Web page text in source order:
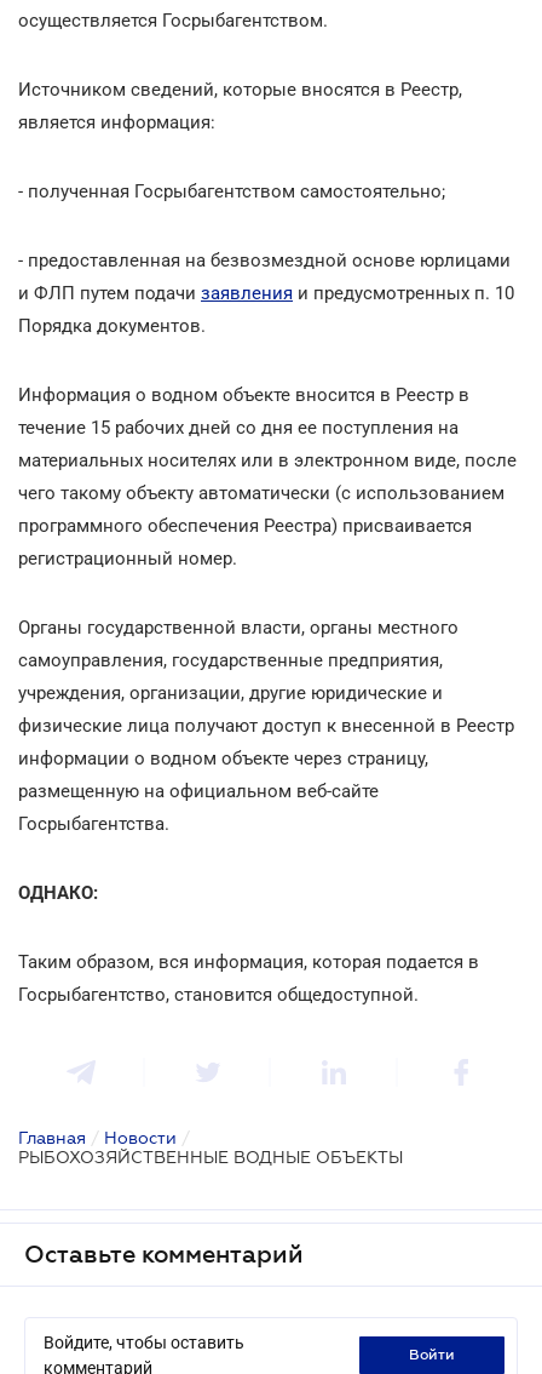
осуществляется Госрыбагентством.
Источником сведений, которые вносятся в Реестр,
является информация:
- полученная Госрыбагентством самостоятельно;
- предоставленная на безвозмездной основе юрлицами
и ФЛП путем подачи заявления и предусмотренных п. 10
Порядка документов.
Информация о водном объекте вносится в Реестр в
течение 15 рабочих дней со дня ее поступления на
материальных носителях или в электронном виде, после
чего такому объекту автоматически (с использованием
программного обеспечения Реестра) присваивается
регистрационный номер.
Органы государственной власти, органы местного
самоуправления, государственные предприятия,
учреждения, организации, другие юридические и
физические лица получают доступ к внесенной в Реестр
информации о водном объекте через страницу,
размещенную на официальном веб-сайте
Госрыбагентства.
ОДНАКО:
Таким образом, вся информация, которая подается в
Госрыбагентство, становится общедоступной.
Главная / Новости /
РЫБОХОЗЯЙСТВЕННЫЕ ВОДНЫЕ ОБЪЕКТЫ
Оставьте комментарий
Войдите, чтобы оставить
комментарий
войти